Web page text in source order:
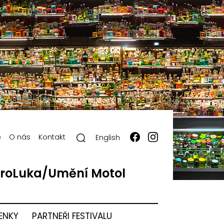
Umění Motol
O nás Kontakt English
PARTNEŘI FESTIVALU